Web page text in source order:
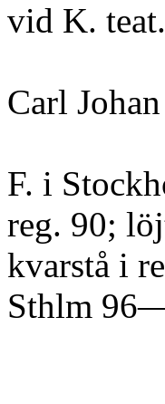
vid K.
Carl
F. i
reg. 90;
kvarstå i
Sthlm